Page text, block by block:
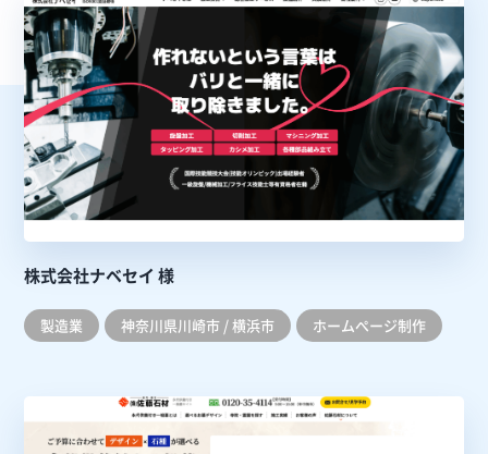
株式会社ナベセイ 様
製造業 神奈川県川崎市 / 横浜市 ホームぺージ制作